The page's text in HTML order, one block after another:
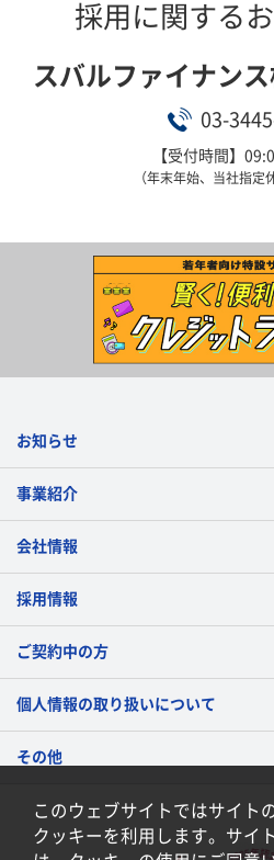
採用に関する
スバルファイナン
03-
【受付時間】
（年末年始、当社指定
お知らせ
事業紹介
会社情報
採用情報
ご契約中の方
個人情報の取り扱いについて
その他
このウェブサイトではサイト
クッキーを利用します。サイ